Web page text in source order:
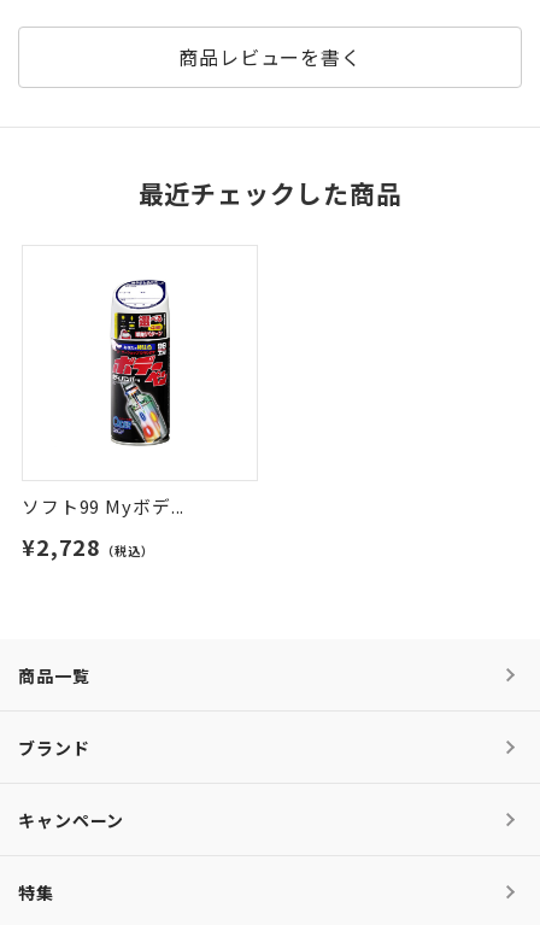
商品レビューを書く
最近チェックした商品
ソフト99 Myボデ...
¥2,728 （税込）
商品一覧
ブランド
キャンペーン
特集